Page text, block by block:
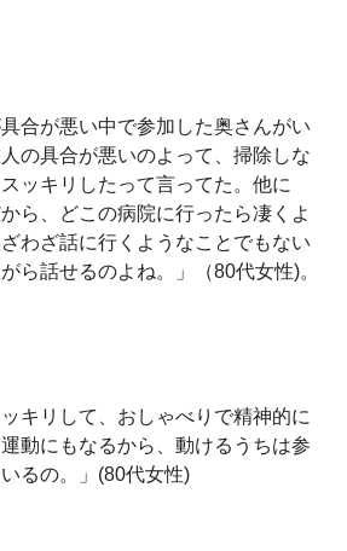
具合が悪い中で参加した奥さんがい
の具合が悪いのよって、掃除しな
ッキリしたって言ってた。他に
ら、どこの病院に行ったら凄くよ
わざ話に行くようなことでもない
ら話せるのよね。」（80代女性)。
キリして、おしゃべりで精神的に
動にもなるから、動けるうちは参
るの。」(80代女性)